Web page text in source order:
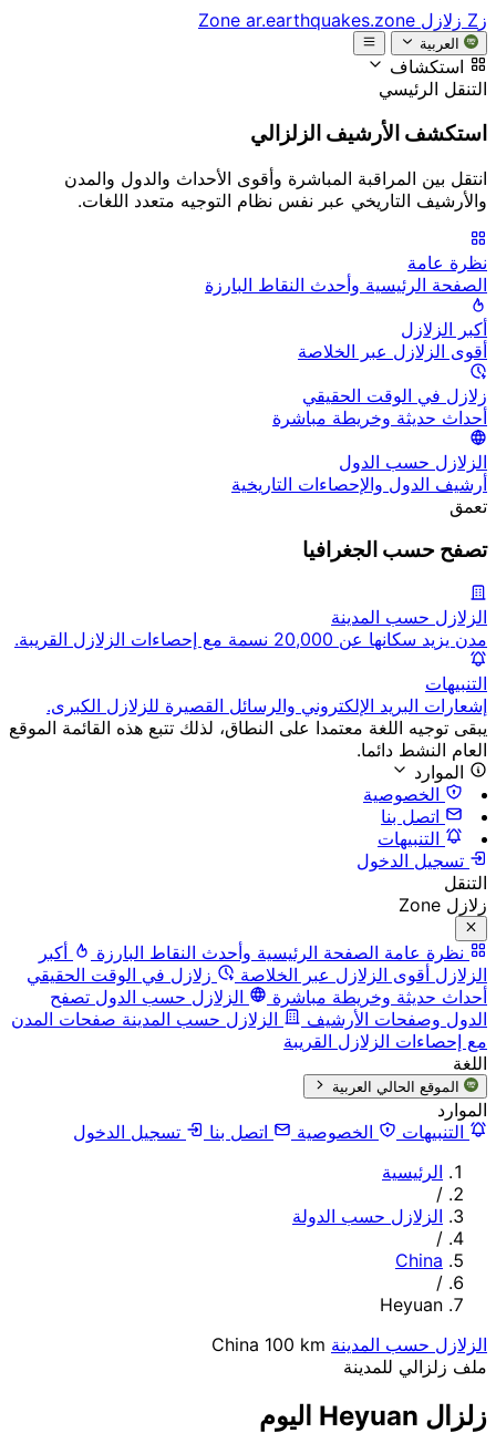
زZ زلازل Zone ar.earthquakes.zone
العربية
استكشاف
التنقل الرئيسي
استكشف الأرشيف الزلزالي
انتقل بين المراقبة المباشرة وأقوى الأحداث والدول والمدن
والأرشيف التاريخي عبر نفس نظام التوجيه متعدد اللغات.
نظرة عامة
الصفحة الرئيسية وأحدث النقاط البارزة
أكبر الزلازل
أقوى الزلازل عبر الخلاصة
زلازل في الوقت الحقيقي
أحداث حديثة وخريطة مباشرة
الزلازل حسب الدول
أرشيف الدول والإحصاءات التاريخية
تعمق
تصفح حسب الجغرافيا
الزلازل حسب المدينة
مدن يزيد سكانها عن 20,000 نسمة مع إحصاءات الزلازل القريبة.
التنبيهات
إشعارات البريد الإلكتروني والرسائل القصيرة للزلازل الكبرى.
يبقى توجيه اللغة معتمدا على النطاق، لذلك تتبع هذه القائمة الموقع
العام النشط دائما.
الموارد
الخصوصية
اتصل بنا
التنبيهات
تسجيل الدخول
التنقل
زلازل Zone
نظرة عامة الصفحة الرئيسية وأحدث النقاط البارزة
أكبر
الزلازل أقوى الزلازل عبر الخلاصة
زلازل في الوقت الحقيقي
أحداث حديثة وخريطة مباشرة
الزلازل حسب الدول تصفح
الدول وصفحات الأرشيف
الزلازل حسب المدينة صفحات المدن
مع إحصاءات الزلازل القريبة
اللغة
الموقع الحالي العربية
الموارد
التنبيهات
الخصوصية اتصل بنا
تسجيل الدخول
الرئيسية
/
الزلازل حسب الدولة
/
China
/
Heyuan
الزلازل حسب المدينة
China 100 km
ملف زلزالي للمدينة
زلزال Heyuan اليوم